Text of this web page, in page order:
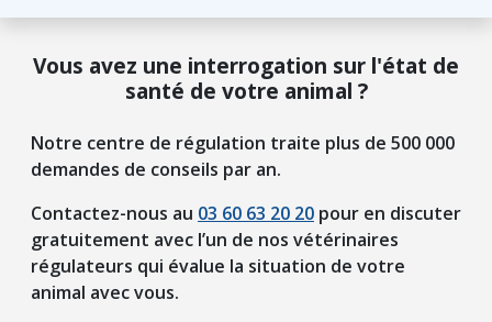
Vous avez une interrogation sur l'état de
santé de votre animal ?
Notre centre de régulation traite plus de 500 000
demandes de conseils par an.
Contactez-nous au 03 60 63 20 20 pour en discuter
gratuitement avec l’un de nos vétérinaires
régulateurs qui évalue la situation de votre
animal avec vous.